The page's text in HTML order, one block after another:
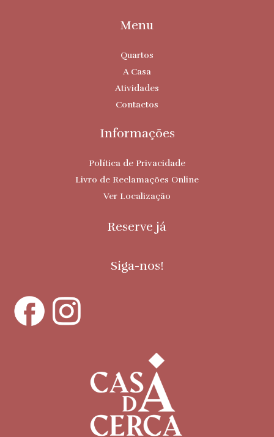
Menu
Quartos
A Casa
Atividades
Contactos
Informações
Política de Privacidade
Livro de Reclamações Online
Ver Localização
Reserve já
Siga-nos!